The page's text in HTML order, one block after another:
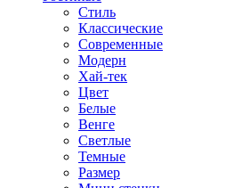
Стиль
Классические
Современные
Модерн
Хай-тек
Цвет
Белые
Венге
Светлые
Темные
Размер